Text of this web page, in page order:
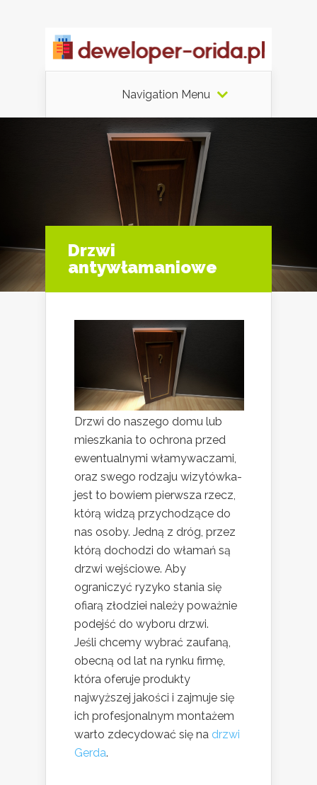
Navigation Menu
Drzwi
antywłamaniowe
Drzwi do naszego domu lub
mieszkania to ochrona przed
ewentualnymi włamywaczami,
oraz swego rodzaju wizytówka-
jest to bowiem pierwsza rzecz,
którą widzą przychodzące do
nas osoby. Jedną z dróg, przez
którą dochodzi do włamań są
drzwi wejściowe. Aby
ograniczyć ryzyko stania się
ofiarą złodziei należy poważnie
podejść do wyboru drzwi.
Jeśli chcemy wybrać zaufaną,
obecną od lat na rynku firmę,
która oferuje produkty
najwyższej jakości i zajmuje się
ich profesjonalnym montażem
warto zdecydować się na drzwi
Gerda.